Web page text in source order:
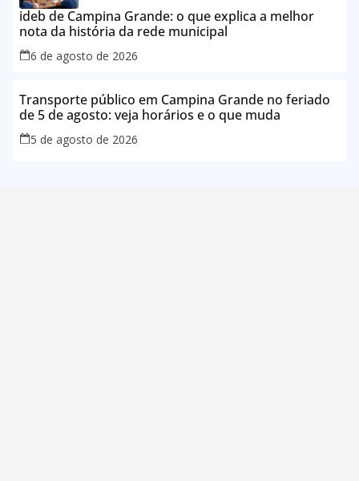
ideb de Campina Grande: o que explica a melhor
nota da história da rede municipal
6 de agosto de 2026
Transporte público em Campina Grande no feriado
de 5 de agosto: veja horários e o que muda
5 de agosto de 2026